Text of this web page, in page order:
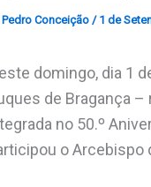
Pedro Conceição / 1 de
domingo, dia 1
de Bragança –
no 50.º
o Arcebispo